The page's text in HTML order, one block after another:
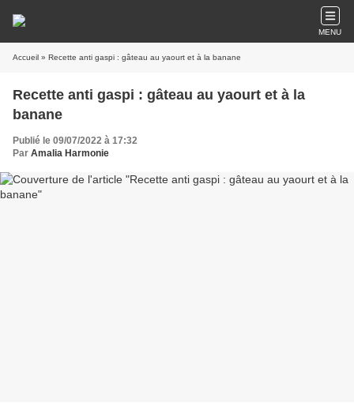
MENU
Accueil » Recette anti gaspi : gâteau au yaourt et à la banane
Recette anti gaspi : gâteau au yaourt et à la
banane
Publié le 09/07/2022 à 17:32
Par Amalia Harmonie